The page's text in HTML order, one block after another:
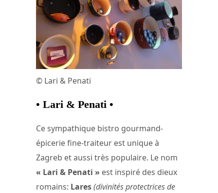
© Lari & Penati
• Lari & Penati •
Ce sympathique bistro gourmand-
épicerie fine-traiteur est unique à
Zagreb et aussi très populaire. Le nom
« Lari & Penati » est inspiré des dieux
romains: Lares(divinités protectrices de